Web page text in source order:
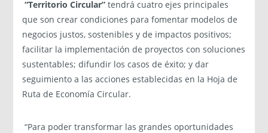
“Territorio Circular” tendrá cuatro ejes principales
que son crear condiciones para fomentar modelos de
negocios justos, sostenibles y de impactos positivos;
facilitar la implementación de proyectos con soluciones
sustentables; difundir los casos de éxito; y dar
seguimiento a las acciones establecidas en la Hoja de
Ruta de Economía Circular.
“Para poder transformar las grandes oportunidades